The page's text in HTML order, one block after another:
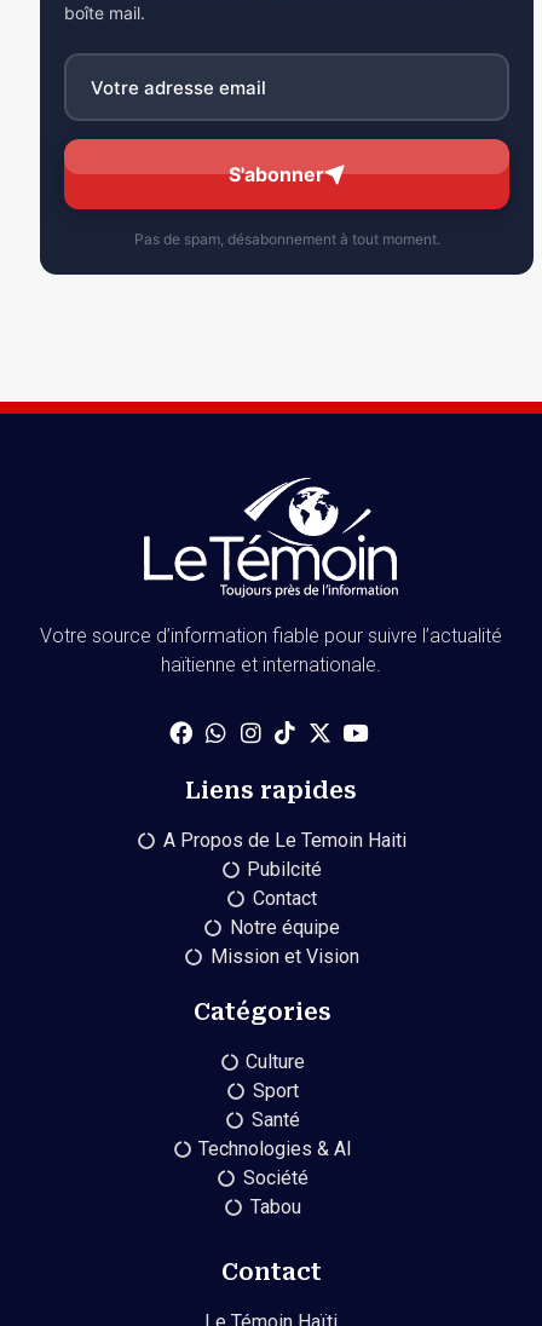
boîte mail.
S'abonner
Pas de spam, désabonnement à tout moment.
Votre source d’information fiable pour suivre l’actualité
haïtienne et internationale.
Liens rapides
A Propos de Le Temoin Haiti
Pubilcité
Contact
Notre équipe
Mission et Vision
Catégories
Culture
Sport
Santé
Technologies & AI
Société
Tabou
Contact